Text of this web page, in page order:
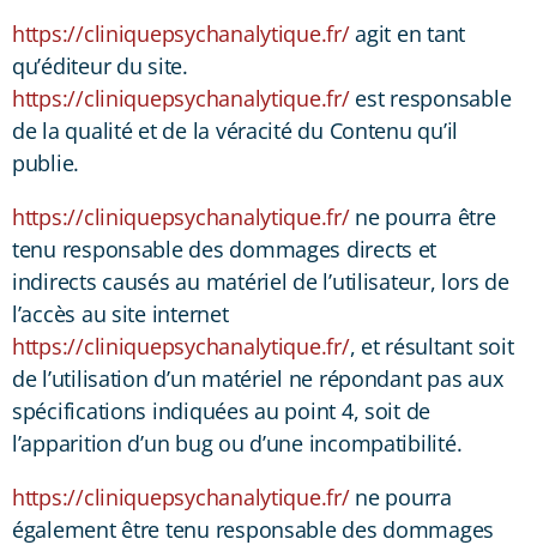
https://cliniquepsychanalytique.fr/agit en tant
qu’éditeur du site.
https://cliniquepsychanalytique.fr/est responsable
de la qualité et de la véracité du Contenu qu’il
publie.
https://cliniquepsychanalytique.fr/ne pourra être
tenu responsable des dommages directs et
indirects causés au matériel de l’utilisateur, lors de
l’accès au site internet
https://cliniquepsychanalytique.fr/, et résultant soit
de l’utilisation d’un matériel ne répondant pas aux
spécifications indiquées au point 4, soit de
l’apparition d’un bug ou d’une incompatibilité.
https://cliniquepsychanalytique.fr/ne pourra
également être tenu responsable des dommages